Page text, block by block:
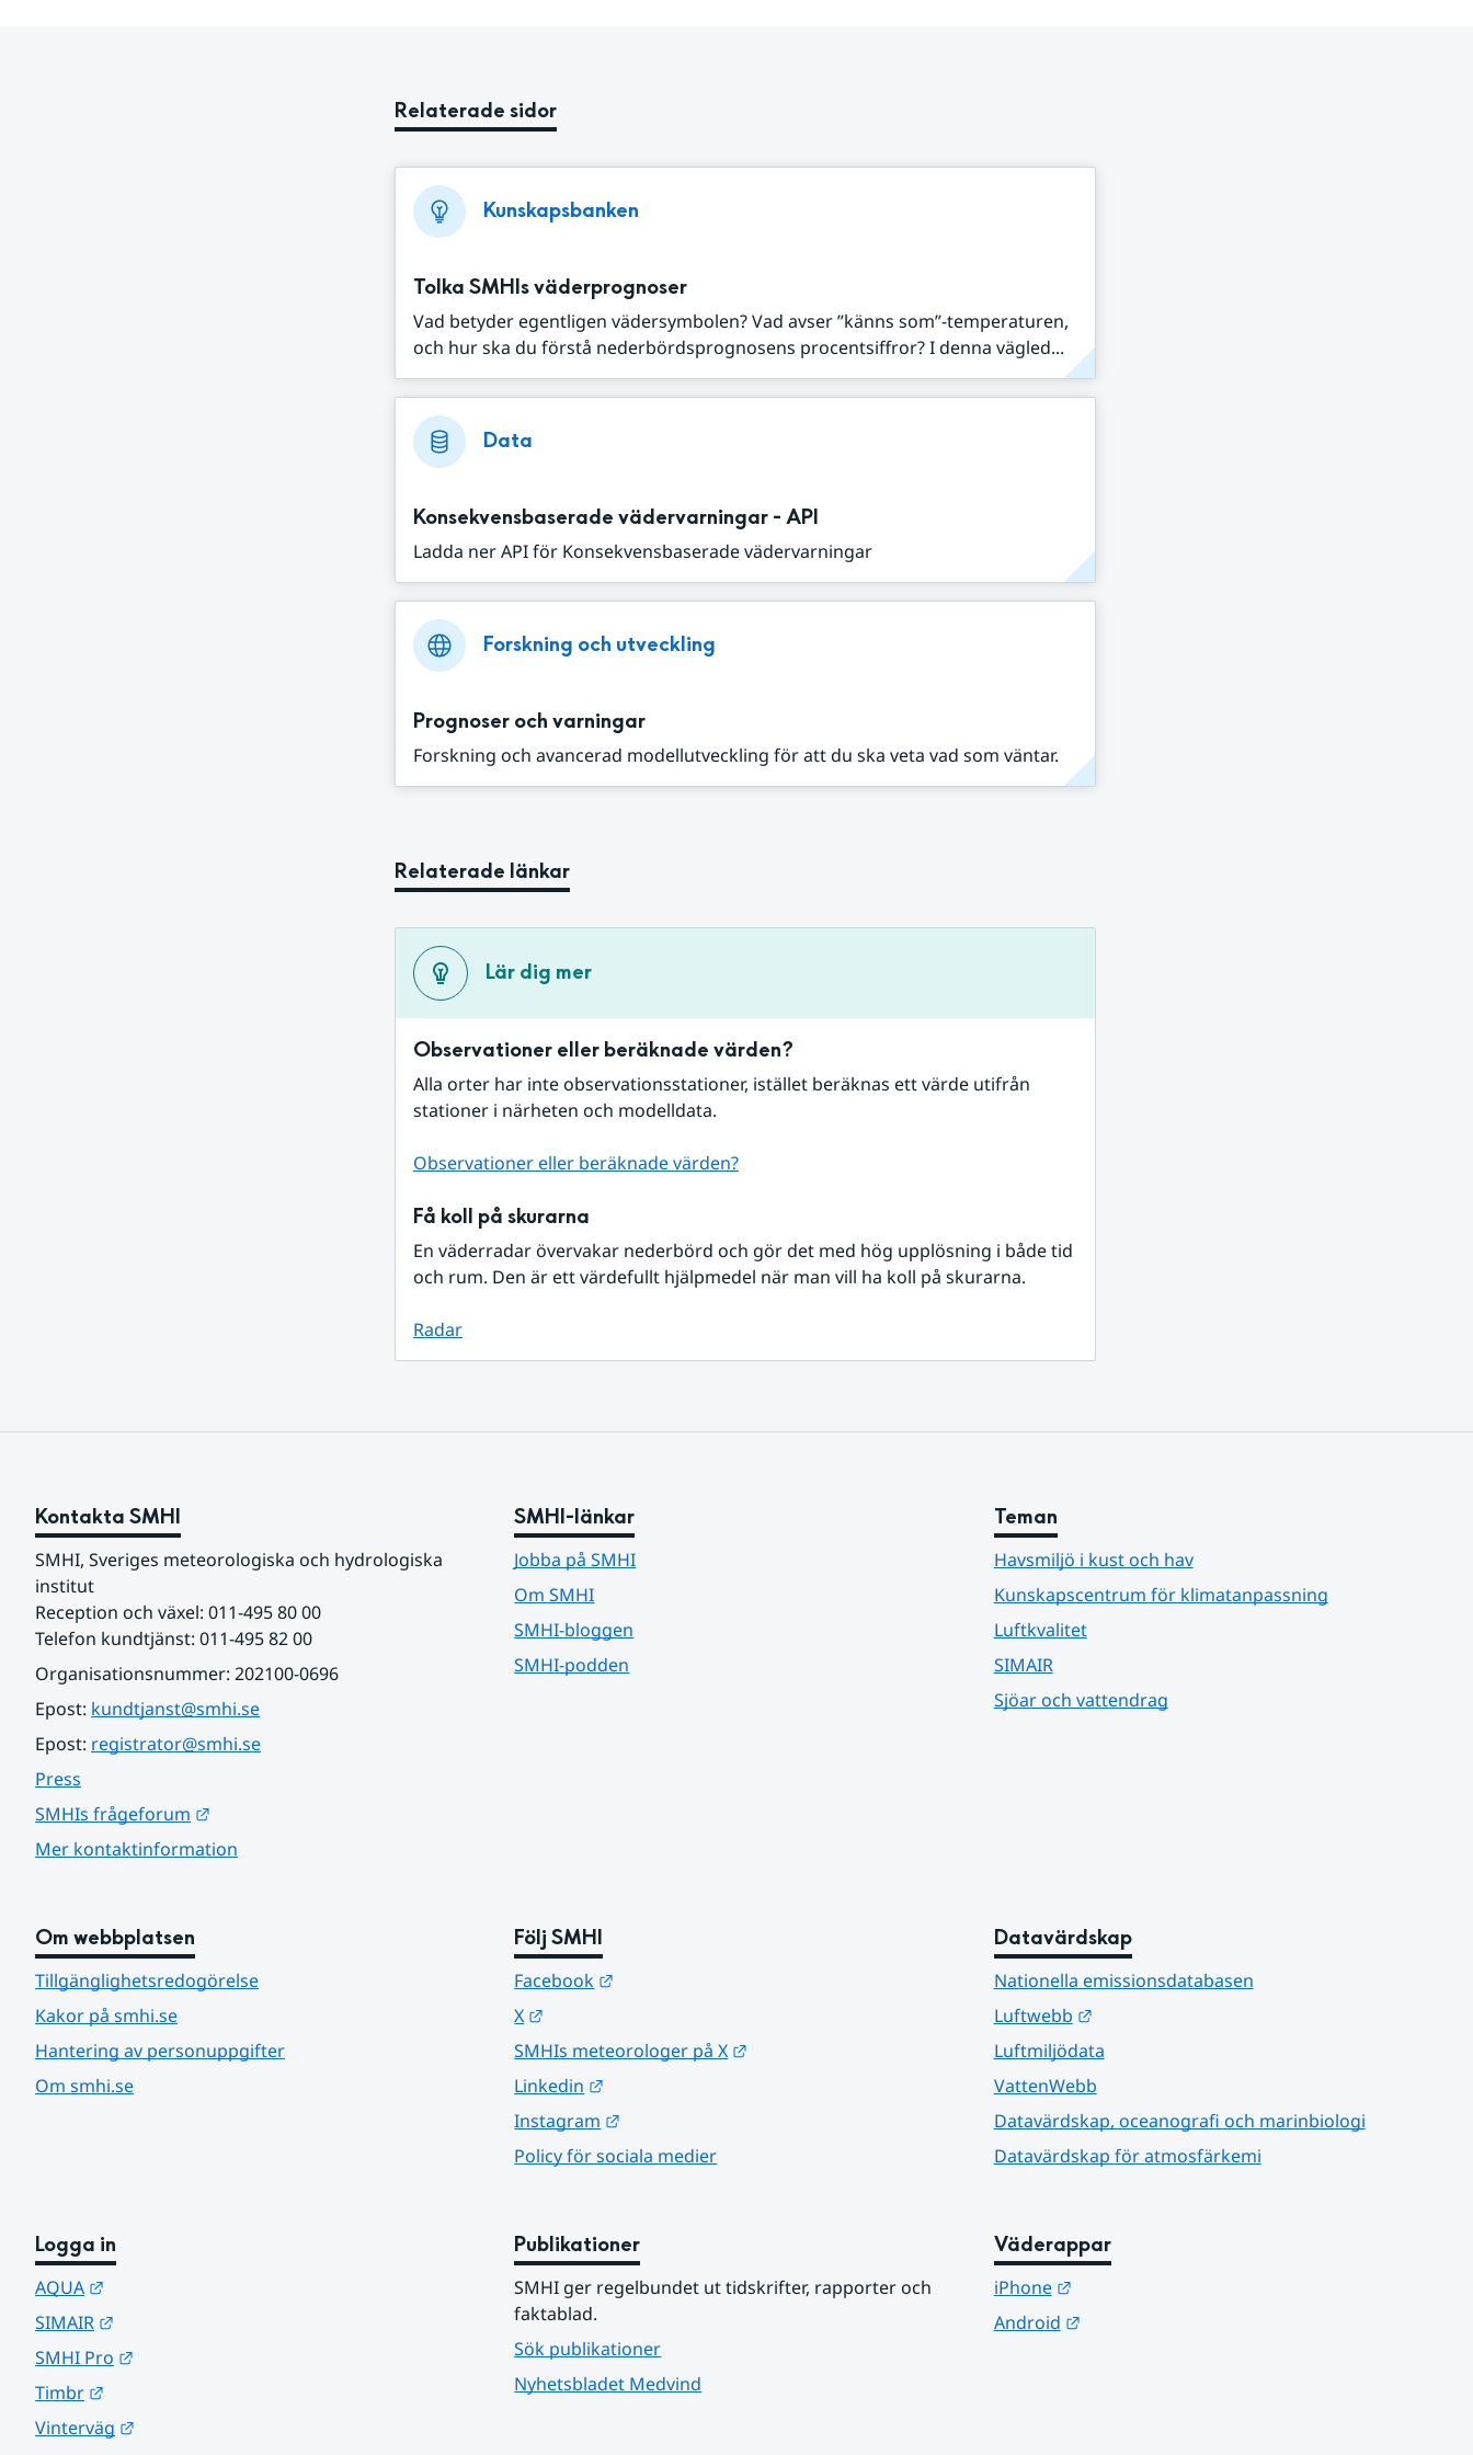
Relaterade sidor
Kunskapsbanken
Tolka SMHIs väderprognoser
Vad betyder egentligen vädersymbolen? Vad avser ”känns som”-temperaturen,
och hur ska du förstå nederbördsprognosens procentsiffror? I denna vägled...
Data
Konsekvensbaserade vädervarningar - API
Ladda ner API för Konsekvensbaserade vädervarningar
Forskning och utveckling
Prognoser och varningar
Forskning och avancerad modellutveckling för att du ska veta vad som väntar.
Relaterade länkar
Lär dig mer
Observationer eller beräknade värden?
Alla orter har inte observationsstationer, istället beräknas ett värde utifrån
stationer i närheten och modelldata.
Observationer eller beräknade värden?
Få koll på skurarna
En väderradar övervakar nederbörd och gör det med hög upplösning i både tid
och rum. Den är ett värdefullt hjälpmedel när man vill ha koll på skurarna.
Radar
Kontakta SMHI
SMHI, Sveriges meteorologiska och hydrologiska
institut
Reception och växel: 011-495 80 00
Telefon kundtjänst: 011-495 82 00
Organisationsnummer: 202100-0696
Epost: kundtjanst@smhi.se
Epost: registrator@smhi.se
Press
SMHIs frågeforum
Mer kontaktinformation
SMHI-länkar
Jobba på SMHI
Om SMHI
SMHI-bloggen
SMHI-podden
Teman
Havsmiljö i kust och hav
Kunskapscentrum för klimatanpassning
Luftkvalitet
SIMAIR
Sjöar och vattendrag
Om webbplatsen
Tillgänglighetsredogörelse
Kakor på smhi.se
Hantering av personuppgifter
Om smhi.se
Följ SMHI
Facebook
X
SMHIs meteorologer på X
Linkedin
Instagram
Policy för sociala medier
Datavärdskap
Nationella emissionsdatabasen
Luftwebb
Länk till annan webbplats.
Luftmiljödata
VattenWebb
Datavärdskap, oceanografi och marinbiologi
Datavärdskap för atmosfärkemi
Logga in
AQUA
SIMAIR
SMHI Pro
Timbr
Vinterväg
Publikationer
SMHI ger regelbundet ut tidskrifter, rapporter och
faktablad.
Sök publikationer
Nyhetsbladet Medvind
Väderappar
iPhone
Länk till annan webbplats.
Android
Länk till annan webbplats.